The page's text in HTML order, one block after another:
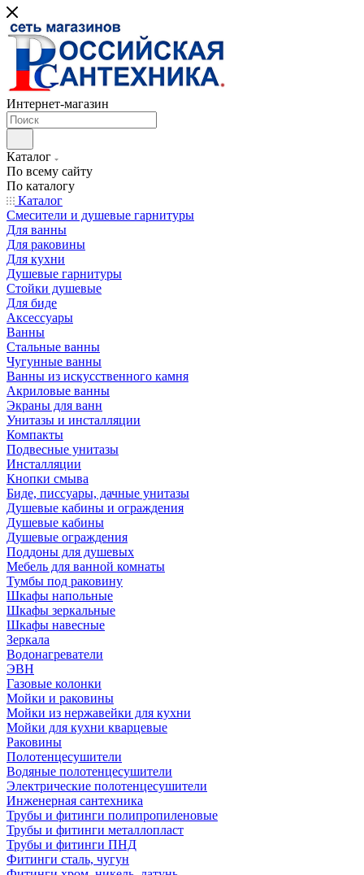
Интернет-магазин
Каталог
По всему сайту
По каталогу
Каталог
Смесители и душевые гарнитуры
Для ванны
Для раковины
Для кухни
Душевые гарнитуры
Стойки душевые
Для биде
Аксессуары
Ванны
Стальные ванны
Чугунные ванны
Ванны из искусственного камня
Акриловые ванны
Экраны для ванн
Унитазы и инсталляции
Компакты
Подвесные унитазы
Инсталляции
Кнопки смыва
Биде, писсуары, дачные унитазы
Душевые кабины и ограждения
Душевые кабины
Душевые ограждения
Поддоны для душевых
Мебель для ванной комнаты
Тумбы под раковину
Шкафы напольные
Шкафы зеркальные
Шкафы навесные
Зеркала
Водонагреватели
ЭВН
Газовые колонки
Мойки и раковины
Мойки из нержавейки для кухни
Мойки для кухни кварцевые
Раковины
Полотенцесушители
Водяные полотенцесушители
Электрические полотенцесушители
Инженерная сантехника
Трубы и фитинги полипропиленовые
Трубы и фитинги металлопласт
Трубы и фитинги ПНД
Фитинги сталь, чугун